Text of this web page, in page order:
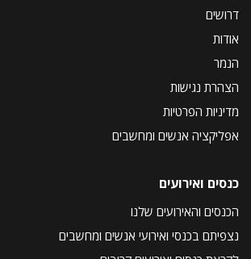
דרושים
אודות
הנמר
הצהרת נגישות
מדיניות הפרטיות
אפליקציה אנשים ומחשבים
כנסים ואירועים
הכנסים והאירועים שלנו
נצפיתם בכנסי ואירועי אנשים ומחשבים